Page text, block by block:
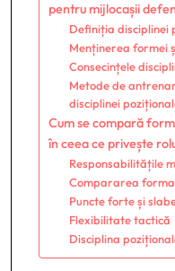
pentru mijlocașii
Definiția disciplinei
Menținerea formei
Consecințele
Metode de
disciplinei
Cum se compară
în ceea ce privește
Responsabilitățile
Compararea
Puncte forte și
Flexibilitate tactică
Disciplina